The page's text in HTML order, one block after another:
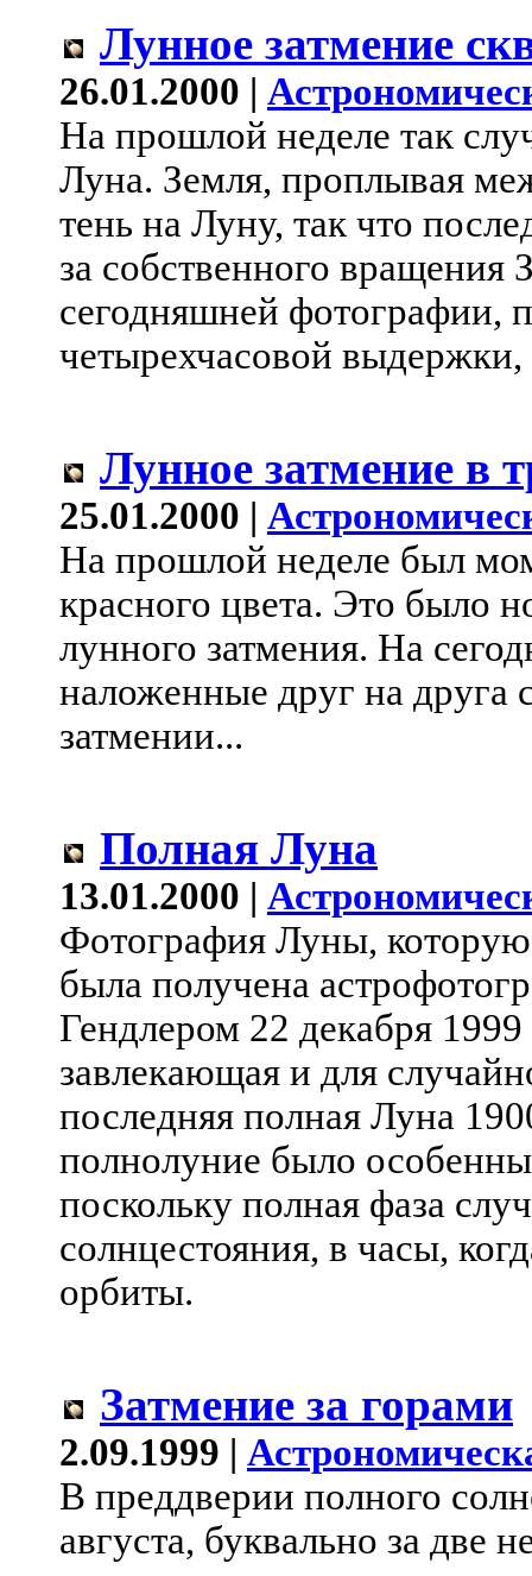
Лунное затмение
26.01.2000 |
На прошлой неделе так
Луна. Земля, проплывая
тень на Луну, так что
за собственного вращения
сегодняшней фотографии,
четырехчасовой
Лунное затмение в
25.01.2000 |
На прошлой неделе был
красного цвета. Это было
лунного затмения. На
наложенные друг на
затмении...
Полная Луна
13.01.2000 |
Фотография Луны,
была получена
Гендлером 22 декабря
завлекающая и для
последняя полная Луна
полнолуние было
поскольку полная фаза
солнцестояния, в часы,
орбиты.
Затмение за горами
2.09.1999 |
В преддверии полного
августа, буквально за две